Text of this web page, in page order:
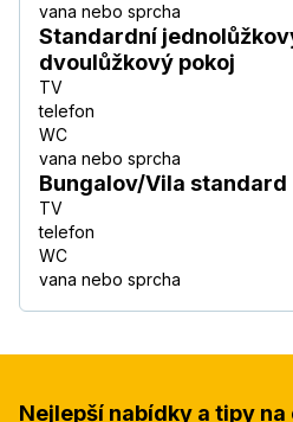
vana nebo sprcha
Standardní
dvoulůžkový pokoj
TV
telefon
WC
vana nebo sprcha
Bungalov/Vila standard
TV
telefon
WC
vana nebo sprcha
Nejlepší nabídky a tipy